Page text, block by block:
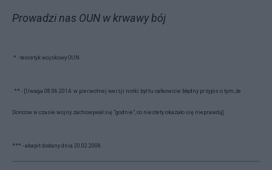
Prowadzi nas OUN w krwawy bój
* - teoretyk wojskowy OUN
** - [Uwaga 08.06.2014: w pierwotnej wersji notki był tu całkowicie błędny przypis o tym, że
Doncow w czasie wojny zachowywał się "godnie", co niestety okazało się nieprawdą]
*** - akapit dodany dnia 20.02.2008.